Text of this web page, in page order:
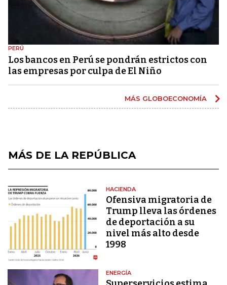
PERÚ
Los bancos en Perú se pondrán estrictos con
las empresas por culpa de El Niño
MÁS GLOBOECONOMÍA
MÁS DE LA REPÚBLICA
HACIENDA
Ofensiva migratoria de
Trump lleva las órdenes
de deportación a su
nivel más alto desde
1998
ENERGÍA